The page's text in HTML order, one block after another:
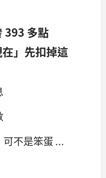
393 多點
」先扣掉這
不是笨蛋 ...